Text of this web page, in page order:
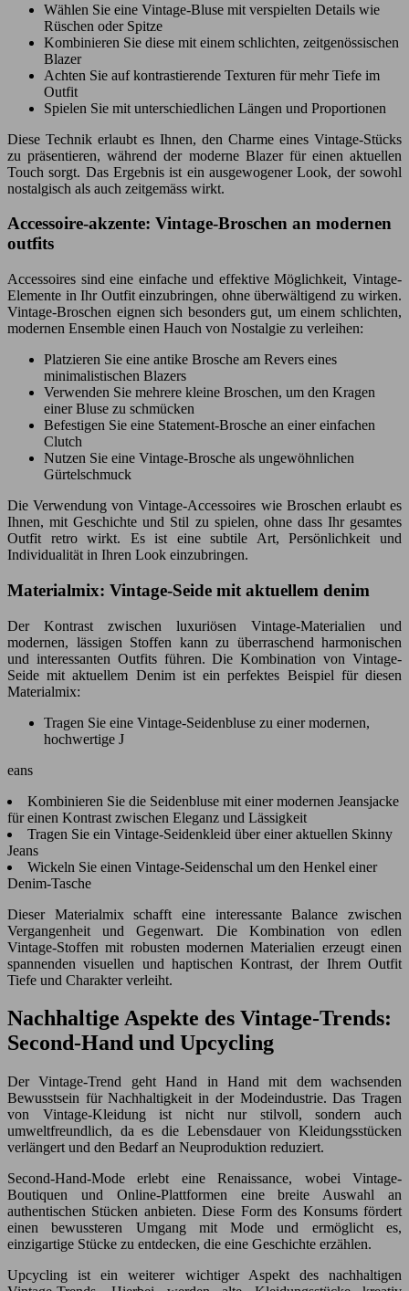
Wählen Sie eine Vintage-Bluse mit verspielten Details wie
Rüschen oder Spitze
Kombinieren Sie diese mit einem schlichten, zeitgenössischen
Blazer
Achten Sie auf kontrastierende Texturen für mehr Tiefe im
Outfit
Spielen Sie mit unterschiedlichen Längen und Proportionen
Diese Technik erlaubt es Ihnen, den Charme eines Vintage-Stücks
zu präsentieren, während der moderne Blazer für einen aktuellen
Touch sorgt. Das Ergebnis ist ein ausgewogener Look, der sowohl
nostalgisch als auch zeitgemäss wirkt.
Accessoire-akzente: Vintage-Broschen an modernen
outfits
Accessoires sind eine einfache und effektive Möglichkeit, Vintage-
Elemente in Ihr Outfit einzubringen, ohne überwältigend zu wirken.
Vintage-Broschen eignen sich besonders gut, um einem schlichten,
modernen Ensemble einen Hauch von Nostalgie zu verleihen:
Platzieren Sie eine antike Brosche am Revers eines
minimalistischen Blazers
Verwenden Sie mehrere kleine Broschen, um den Kragen
einer Bluse zu schmücken
Befestigen Sie eine Statement-Brosche an einer einfachen
Clutch
Nutzen Sie eine Vintage-Brosche als ungewöhnlichen
Gürtelschmuck
Die Verwendung von Vintage-Accessoires wie Broschen erlaubt es
Ihnen, mit Geschichte und Stil zu spielen, ohne dass Ihr gesamtes
Outfit retro wirkt. Es ist eine subtile Art, Persönlichkeit und
Individualität in Ihren Look einzubringen.
Materialmix: Vintage-Seide mit aktuellem denim
Der Kontrast zwischen luxuriösen Vintage-Materialien und
modernen, lässigen Stoffen kann zu überraschend harmonischen
und interessanten Outfits führen. Die Kombination von Vintage-
Seide mit aktuellem Denim ist ein perfektes Beispiel für diesen
Materialmix:
Tragen Sie eine Vintage-Seidenbluse zu einer modernen,
hochwertige J
eans
Kombinieren Sie die Seidenbluse mit einer modernen Jeansjacke
für einen Kontrast zwischen Eleganz und Lässigkeit
Tragen Sie ein Vintage-Seidenkleid über einer aktuellen Skinny
Jeans
Wickeln Sie einen Vintage-Seidenschal um den Henkel einer
Denim-Tasche
Dieser Materialmix schafft eine interessante Balance zwischen
Vergangenheit und Gegenwart. Die Kombination von edlen
Vintage-Stoffen mit robusten modernen Materialien erzeugt einen
spannenden visuellen und haptischen Kontrast, der Ihrem Outfit
Tiefe und Charakter verleiht.
Nachhaltige Aspekte des Vintage-Trends:
Second-Hand und Upcycling
Der Vintage-Trend geht Hand in Hand mit dem wachsenden
Bewusstsein für Nachhaltigkeit in der Modeindustrie. Das Tragen
von Vintage-Kleidung ist nicht nur stilvoll, sondern auch
umweltfreundlich, da es die Lebensdauer von Kleidungsstücken
verlängert und den Bedarf an Neuproduktion reduziert.
Second-Hand-Mode erlebt eine Renaissance, wobei Vintage-
Boutiquen und Online-Plattformen eine breite Auswahl an
authentischen Stücken anbieten. Diese Form des Konsums fördert
einen bewussteren Umgang mit Mode und ermöglicht es,
einzigartige Stücke zu entdecken, die eine Geschichte erzählen.
Upcycling ist ein weiterer wichtiger Aspekt des nachhaltigen